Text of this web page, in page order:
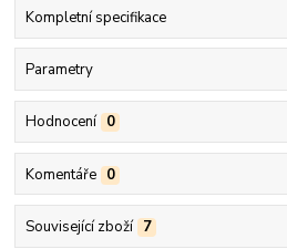
Kompletní specifikace
Parametry
Hodnocení 0
Komentáře 0
Související zboží 7